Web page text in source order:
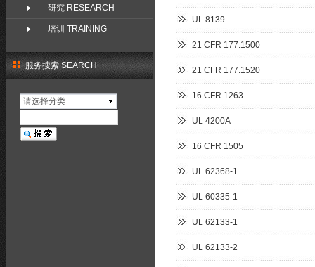
服务搜索 SEARCH
请选择分类
UL 8139
21 CFR 177.1500
21 CFR 177.1520
16 CFR 1263
UL 4200A
16 CFR 1505
UL 62368-1
UL 60335-1
UL 62133-1
UL 62133-2
研究 RESEARCH
培训 TRAINING